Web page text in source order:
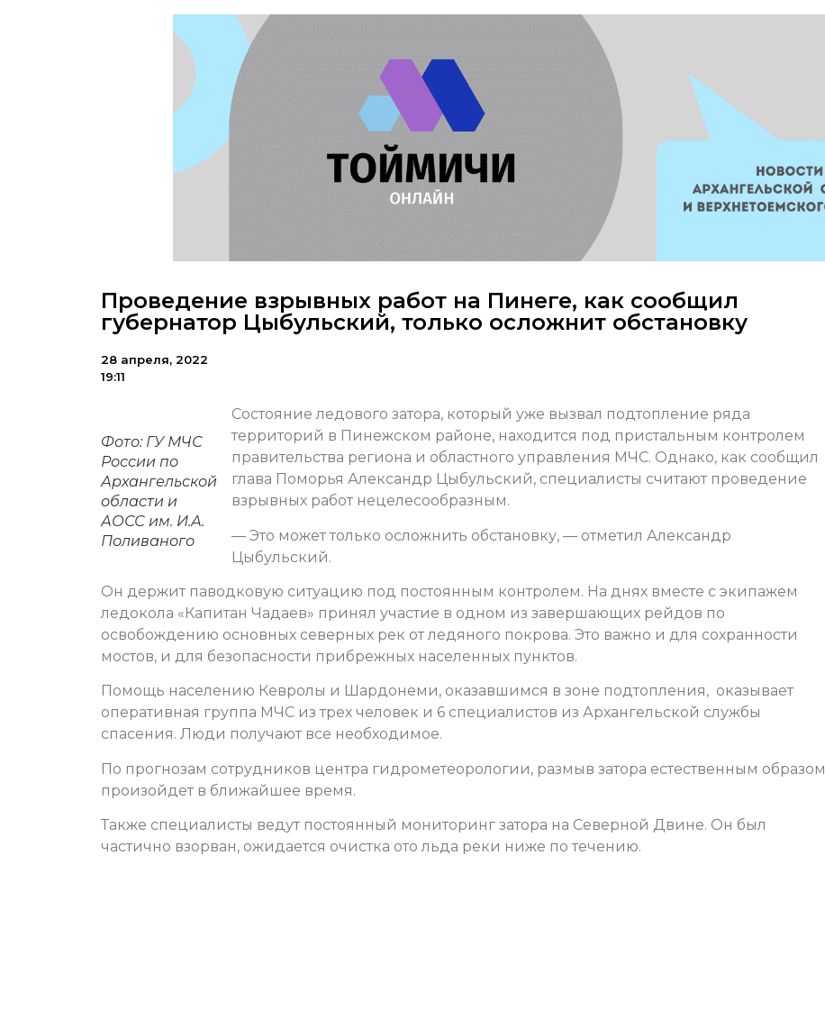
Проведение взрывных работ на Пинеге, как сообщил
губернатор Цыбульский, только осложнит обстановку
28 апреля, 2022
19:11
Фото: ГУ МЧС
России по
Архангельской
области и
АОСС им. И.А.
Поливаного
Состояние ледового затора, который уже вызвал подтопление ряда
территорий в Пинежском районе, находится под пристальным контролем
правительства региона и областного управления МЧС. Однако, как сообщил
глава Поморья Александр Цыбульский, специалисты считают проведение
взрывных работ нецелесообразным.
— Это может только осложнить обстановку, — отметил Александр
Цыбульский.
Он держит паводковую ситуацию под постоянным контролем. На днях вместе с экипажем
ледокола «Капитан Чадаев» принял участие в одном из завершающих рейдов по
освобождению основных северных рек от ледяного покрова. Это важно и для сохранности
мостов, и для безопасности прибрежных населенных пунктов.
Помощь населению Кевролы и Шардонеми, оказавшимся в зоне подтопления, оказывает
оперативная группа МЧС из трех человек и 6 специалистов из Архангельской службы
спасения. Люди получают все необходимое.
По прогнозам сотрудников центра гидрометеорологии, размыв затора естественным образом
произойдет в ближайшее время.
Также специалисты ведут постоянный мониторинг затора на Северной Двине. Он был
частично взорван, ожидается очистка ото льда реки ниже по течению.